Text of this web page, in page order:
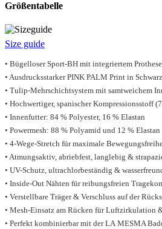
• Bügelloser Sport-BH mit integriertem
• Ausdrucksstarker PINK PALM Print in
• Tulip-Mehrschichtsystem mit samtweichem
• Hochwertiger, spanischer Kompressionsstoff
• Innenfutter: 84 % Polyester, 16 % Elastan
• Powermesh: 88 % Polyamid und 12 % Elastan
• 4-Wege-Stretch für maximale
• Atmungsaktiv, abriebfest, langlebig &
• UV-Schutz, ultrachlorbeständig &
• Inside-Out Nähten für reibungsfreien
• Verstellbare Träger & Verschluss auf der
• Mesh-Einsatz am Rücken für Luftzirkulation
• Perfekt kombinierbar mit der LA MESMA
Größentabelle
Size guide